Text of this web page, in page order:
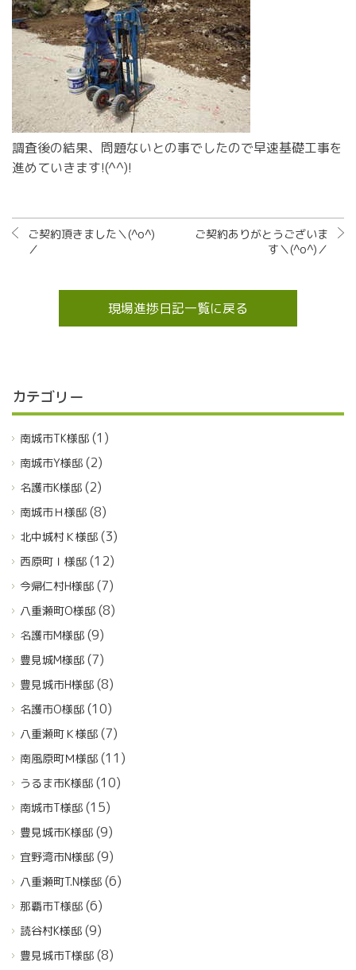
調査後の結果、問題ないとの事でしたので早速基礎工事を
進めていきます!(^^)!
ご契約頂きました＼(^o^)
／
ご契約ありがとうございま
す＼(^o^)／
現場進捗日記一覧に戻る
カテゴリー
南城市TK様邸 (1)
南城市Y様邸 (2)
名護市K様邸 (2)
南城市Ｈ様邸 (8)
北中城村Ｋ様邸 (3)
西原町Ｉ様邸 (12)
今帰仁村H様邸 (7)
八重瀬町O様邸 (8)
名護市M様邸 (9)
豊見城M様邸 (7)
豊見城市H様邸 (8)
名護市O様邸 (10)
八重瀬町Ｋ様邸 (7)
南風原町Ｍ様邸 (11)
うるま市K様邸 (10)
南城市T様邸 (15)
豊見城市K様邸 (9)
宜野湾市N様邸 (9)
八重瀬町T.N様邸 (6)
那覇市T様邸 (6)
読谷村K様邸 (9)
豊見城市T様邸 (8)